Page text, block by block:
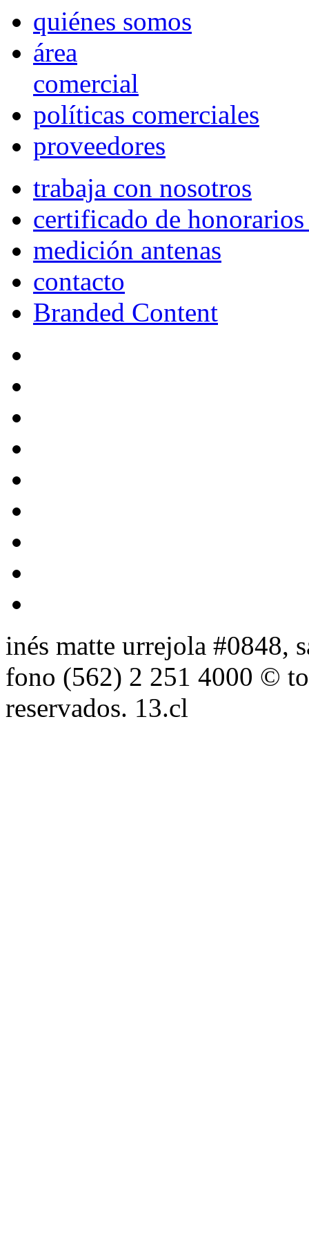
quiénes somos
área
comercial
políticas comerciales
proveedores
trabaja con nosotros
certificado de
medición antenas
contacto
Branded Content
inés matte urrejola #0848,
fono (562) 2 251 4000 ©
reservados. 13.cl